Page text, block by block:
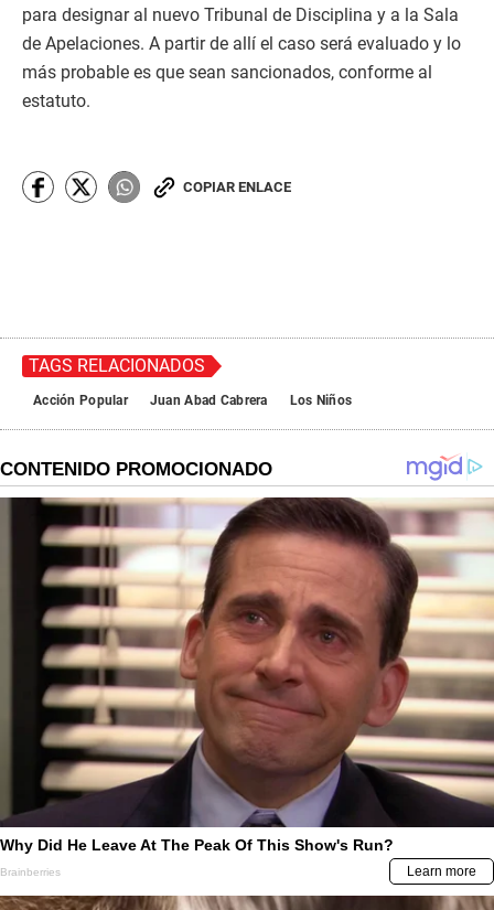
para designar al nuevo Tribunal de Disciplina y a la Sala
de Apelaciones. A partir de allí el caso será evaluado y lo
más probable es que sean sancionados, conforme al
estatuto.
COPIAR ENLACE
TAGS RELACIONADOS
Acción Popular Juan Abad Cabrera Los Niños